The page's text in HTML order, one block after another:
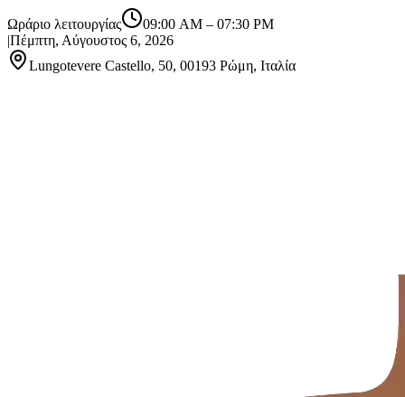
Ωράριο λειτουργίας 09:00 AM – 07:30 PM
|Πέμπτη, Αύγουστος 6, 2026
Lungotevere Castello, 50, 00193 Ρώμη, Ιταλία